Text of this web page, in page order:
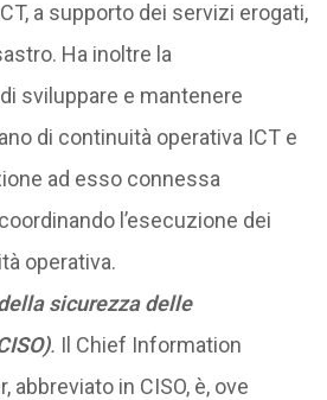
a supporto dei servizi erogati,
Ha inoltre la
sviluppare e mantenere
di continuità operativa ICT e
ad esso connessa
l’esecuzione dei
operativa.
sicurezza delle
. Il Chief Information
abbreviato in CISO, è, ove